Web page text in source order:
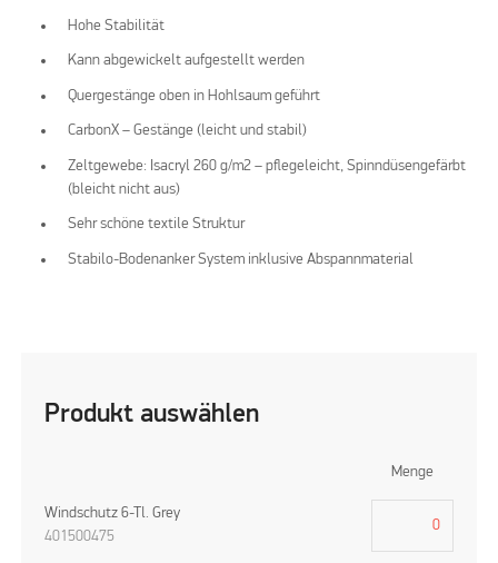
Hohe Stabilität
Kann abgewickelt aufgestellt werden
Quergestänge oben in Hohlsaum geführt
CarbonX – Gestänge (leicht und stabil)
Zeltgewebe: Isacryl 260 g/m2 – pflegeleicht, Spinndüsengefärbt
(bleicht nicht aus)
Sehr schöne textile Struktur
Stabilo-Bodenanker System inklusive Abspannmaterial
Produkt auswählen
Menge
Windschutz 6-Tl. Grey
401500475